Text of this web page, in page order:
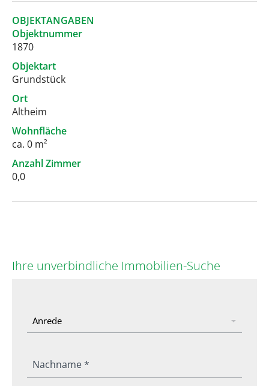
OBJEKTANGABEN
Objektnummer
1870
Objektart
Grundstück
Ort
Altheim
Wohnfläche
ca. 0 m²
Anzahl Zimmer
0,0
Ihre unverbindliche Immobilien-Suche
Nachname *